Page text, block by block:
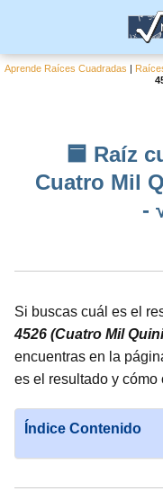
Aprende Raíces Cuadradas |
🟦 Raíz
Cuatro Mil
-
Si buscas cuál es el
4526 (Cuatro Mil
encuentras en la
es el resultado y
Índice Contenido